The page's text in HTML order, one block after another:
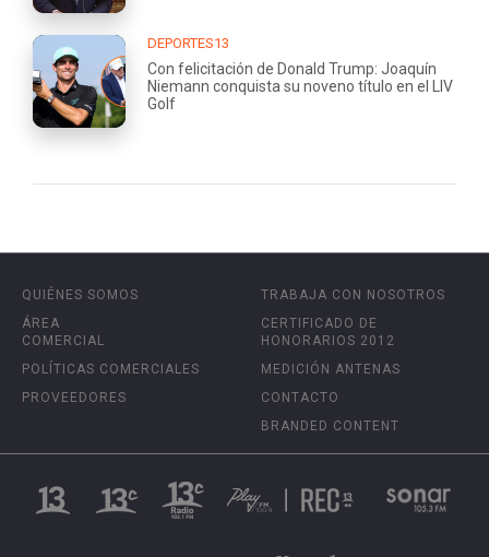
DEPORTES13
Con felicitación de Donald Trump: Joaquín
Niemann conquista su noveno título en el LIV
Golf
QUIÉNES SOMOS
ÁREA
COMERCIAL
POLÍTICAS COMERCIALES
PROVEEDORES
TRABAJA CON NOSOTROS
CERTIFICADO DE
HONORARIOS 2012
MEDICIÓN ANTENAS
CONTACTO
BRANDED CONTENT